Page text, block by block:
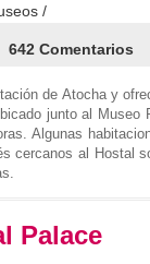
/
642 Comentarios
de Atocha y
junto al
Algunas
cercanos al Hostal
Palace